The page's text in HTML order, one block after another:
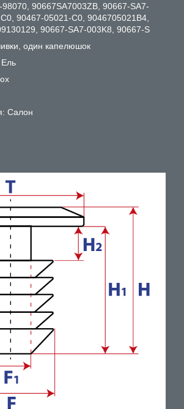
90667SA7003ZB, 90667-SA7-
90467-05021-C0, 9046705021B4,
90667-SA7-003K8, 90667-S
один капелюшок
Ель
Салон